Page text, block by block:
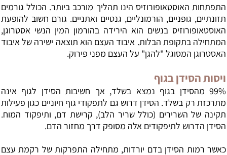
התפתחות האוסטאופורוזיס הינו תהליך מורכב ביותר. הכולל גורמים
תזונתיים, גופניים, הורמונליים, גנטיים ואתניים. גורם חשוב להופעת
האוסטאופורוזיס בנשים הוא הירידה בהורמון המין הנשי אסטרוגן,
המתחילה בתקופת הבלות. איבוד העצם הוא תוצאה ישירה של איבוד
האסטרוגן המסוגל "להגן" על העצם מפני פירוק.
ויסות הסידן בגוף
99% מהסידן בגוף נמצא בשלד, אך חשיבות הסידן לגוף אינה
מתרכזת רק בשלד. הסידן דרוש גם לתפקודי גוף חיוניים כגון פעילות
תקינה של השרירים (כולל שריר הלב), קרישת דם, ותיפקוד המוח.
הסידן הדרוש לתיפקודים אלה מסופק דרך מחזור הדם.
כאשר רמות הסידן בדם יורדות, מתחילה התפרקות של רקמת עצם